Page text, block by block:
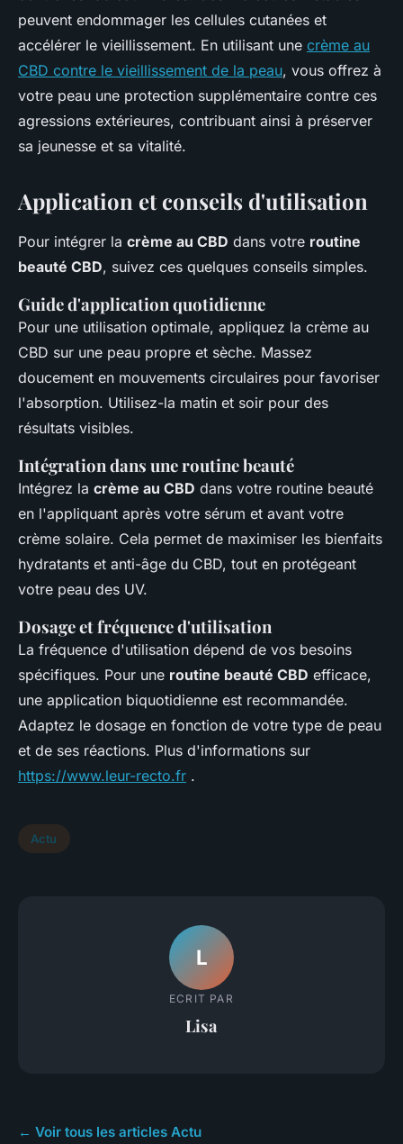
peuvent endommager les cellules cutanées et
accélérer le vieillissement. En utilisant une crème au
CBD contre le vieillissement de la peau, vous offrez à
votre peau une protection supplémentaire contre ces
agressions extérieures, contribuant ainsi à préserver
sa jeunesse et sa vitalité.
Application et conseils d'utilisation
Pour intégrer la crème au CBD dans votre routine
beauté CBD, suivez ces quelques conseils simples.
Guide d'application quotidienne
Pour une utilisation optimale, appliquez la crème au
CBD sur une peau propre et sèche. Massez
doucement en mouvements circulaires pour favoriser
l'absorption. Utilisez-la matin et soir pour des
résultats visibles.
Intégration dans une routine beauté
Intégrez la crème au CBD dans votre routine beauté
en l'appliquant après votre sérum et avant votre
crème solaire. Cela permet de maximiser les bienfaits
hydratants et anti-âge du CBD, tout en protégeant
votre peau des UV.
Dosage et fréquence d'utilisation
La fréquence d'utilisation dépend de vos besoins
spécifiques. Pour une routine beauté CBD efficace,
une application biquotidienne est recommandée.
Adaptez le dosage en fonction de votre type de peau
et de ses réactions. Plus d'informations sur
https://www.leur-recto.fr .
Actu
L
ECRIT PAR
Lisa
← Voir tous les articles Actu